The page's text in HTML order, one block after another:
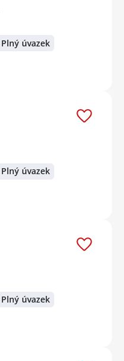
Plný úvazek
Plný úvazek
Plný úvazek